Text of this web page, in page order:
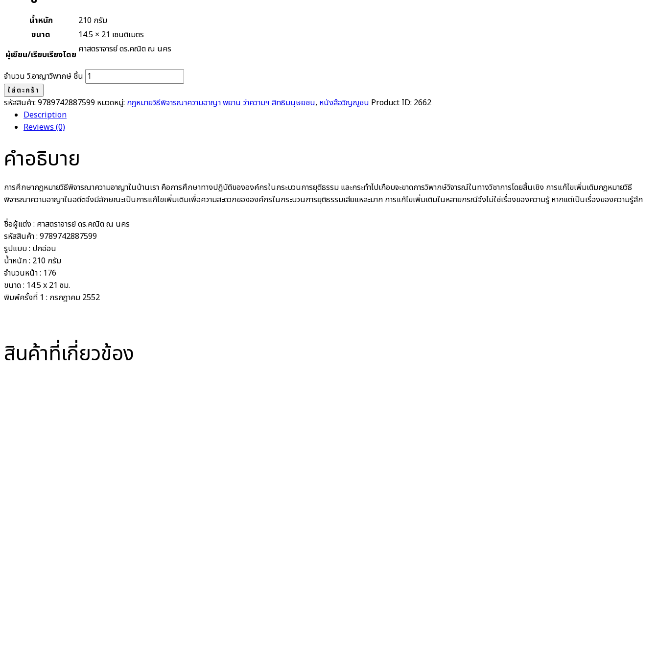
น้ำหนัก
210 กรัม
ขนาด
14.5 × 21 เซนติเมตร
ผู้เขียน/เรียบเรียงโดย ศาสตราจารย์ ดร.คณิต ณ นคร
จำนวน วิ.อาญาวิพากษ์ ชิ้น
ใส่ตะกร้า
รหัสสินค้า: 9789742887599 หมวดหมู่: กฎหมายวิธีพิจารณาความอาญา พยาน ว่าความฯ สิทธิมนุษยชน, หนังสือวิญญูชน Product ID: 2662
Description
Reviews (0)
คำอธิบาย
การศึกษากฎหมายวิธีพิจารณาความอาญาในบ้านเรา คือการศึกษาทางปฏิบัติขององค์กรในกระบวนการยุติธรรม และกระทำไปเกือบจะขาดการวิพากษ์วิจารณ์ในทางวิชาการโดยสิ้นเชิง การแก้ไขเพิ่มเติมกฎหมายวิธี
พิจารณาความอาญาในอดีตจึงมีลักษณะเป็นการแก้ไขเพิ่มเติมเพื่อความสะดวกขององค์กรในกระบวนการยุติธรรมเสียแหละมาก การแก้ไขเพิ่มเติมในหลายกรณีจึงไม่ใช่เรื่องของความรู้ หากแต่เป็นเรื่องของความรู้สึก
ชื่อผู้แต่ง : ศาสตราจารย์ ดร.คณิต ณ นคร
รหัสสินค้า : 9789742887599
รูปแบบ : ปกอ่อน
น้ำหนัก : 210 กรัม
จำนวนหน้า : 176
ขนาด : 14.5 x 21 ซม.
พิมพ์ครั้งที่ 1 : กรกฎาคม 2552
สินค้าที่เกี่ยวข้อง